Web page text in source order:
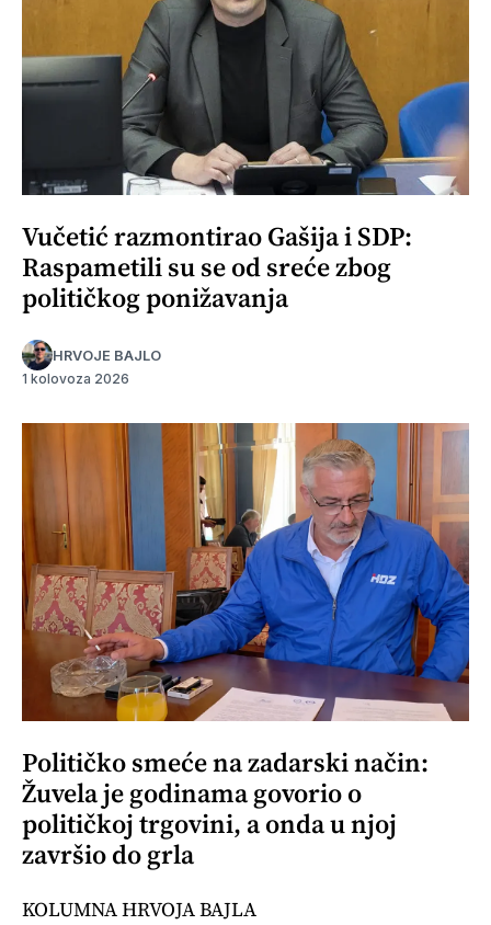
Vučetić razmontirao Gašija i SDP:
Raspametili su se od sreće zbog
političkog ponižavanja
HRVOJE BAJLO
1 kolovoza 2026
Političko smeće na zadarski način:
Žuvela je godinama govorio o
političkoj trgovini, a onda u njoj
završio do grla
KOLUMNA HRVOJA BAJLA